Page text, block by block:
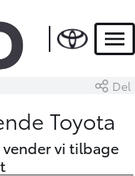
Del
Toyota
vi tilbage